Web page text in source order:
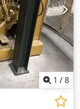
1 /8